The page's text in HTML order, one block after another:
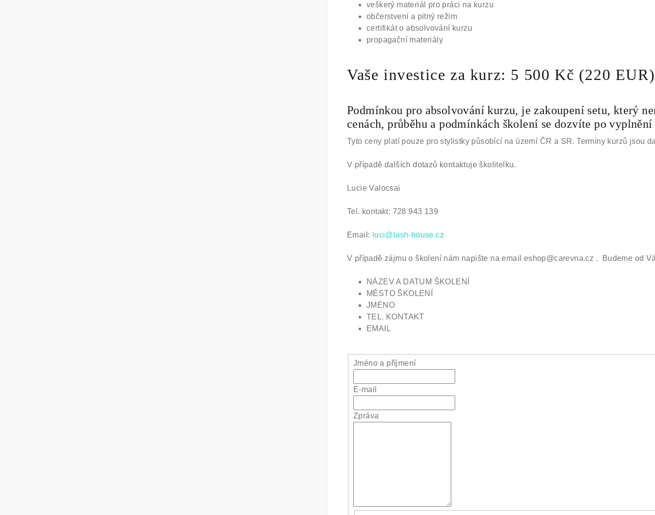
veškerý materiál pro práci na kurzu
občerstvení a pitný režim
certifikát o absolvování kurzu
propagační materiály
Vaše investice za kurz: 5 500 Kč (220 EUR)
Podmínkou pro absolvování kurzu, je zakoupení setu, který
cenách, průběhu a podmínkách školení se dozvíte po
Tyto ceny platí pouze pro stylistky působící na území ČR a SR. Termíny kurzů jsou
V případě dalších dotazů kontaktuje školitelku.
Lucie Valocsai
Tel. kontakt: 728 943 139
Email: luci@lash-house.cz
V případě zájmu o školení nám napište na email eshop@carevna.cz . Budeme od
NÁZEV A DATUM ŠKOLENÍ
MĚSTO ŠKOLENÍ
JMÉNO
TEL. KONTAKT
EMAIL
Jméno a příjmení
E-mail
Zpráva